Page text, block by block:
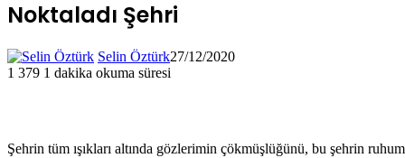
Noktaladı Şehri
Selin Öztürk27/12/2020
1 379 1 dakika okuma süresi
Şehrin tüm ışıkları altında gözlerimin çökmüşlüğünü, bu şehrin